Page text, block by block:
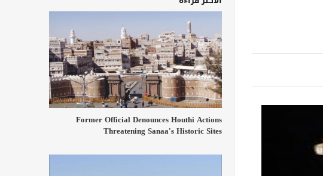
Former Official Denounces Houthi Actions
Threatening Sanaa's Historic Sites